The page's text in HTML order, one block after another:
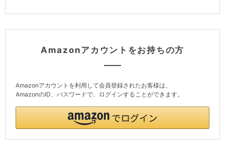
Amazonアカウントをお持ちの方
Amazonアカウントを利用して会員登録されたお客様は、
AmazonのID、パスワードで、ログインすることができます。